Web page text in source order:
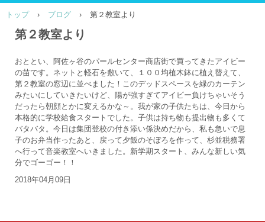
トップ › ブログ › 第２教室より
第２教室より
おととい、阿佐ヶ谷のパールセンター商店街で買ってきたアイビー
の苗です。ネットと軽石を敷いて、１００均植木鉢に植え替えて、
第２教室の窓辺に並べました！このデッドスペースを緑のカーテン
みたいにしていきたいけど、陽が強すぎてアイビー負けちゃいそう
だったら朝顔とかに変えるかな～。我が家の子供たちは、今日から
本格的に学校給食スタートでした。子供は持ち物も提出物も多くて
バタバタ。今日は集団登校の付き添い係決めだから、私も急いで息
子のお弁当作ったあと、戻って夕飯のそぼろを作って、杉並税務署
へ行って音楽教室へいきました。新学期スタート、みんな新しい気
分でゴーゴー！！
2018年04月09日